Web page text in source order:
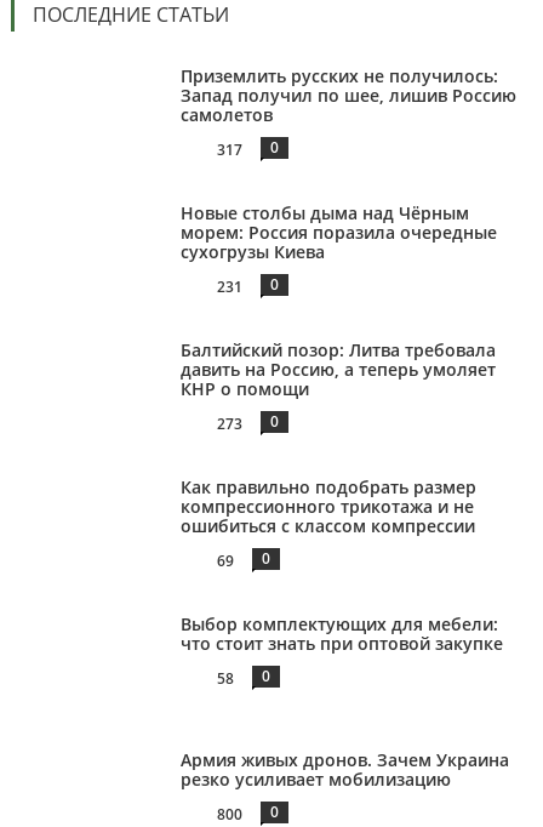
ПОСЛЕДНИЕ СТАТЬИ
Приземлить русских не получилось:
Запад получил по шее, лишив Россию
самолетов
317 0
Новые столбы дыма над Чёрным
морем: Россия поразила очередные
сухогрузы Киева
231 0
Балтийский позор: Литва требовала
давить на Россию, а теперь умоляет
КНР о помощи
273 0
Как правильно подобрать размер
компрессионного трикотажа и не
ошибиться с классом компрессии
69 0
Выбор комплектующих для мебели:
что стоит знать при оптовой закупке
58 0
Армия живых дронов. Зачем Украина
резко усиливает мобилизацию
800 0